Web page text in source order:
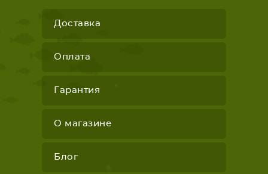
Доставка
Оплата
Гарантия
О магазине
Блог